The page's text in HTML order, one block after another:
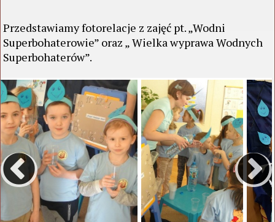
Przedstawiamy fotorelacje z zajęć pt. „Wodni
Superbohaterowie” oraz „ Wielka wyprawa Wodnych
Superbohaterów”.